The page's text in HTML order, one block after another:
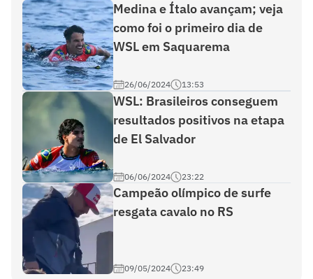
Medina e Ítalo avançam; veja
como foi o primeiro dia de
WSL em Saquarema
26/06/2024 13:53
WSL: Brasileiros conseguem
resultados positivos na etapa
de El Salvador
06/06/2024 23:22
Campeão olímpico de surfe
resgata cavalo no RS
09/05/2024 23:49